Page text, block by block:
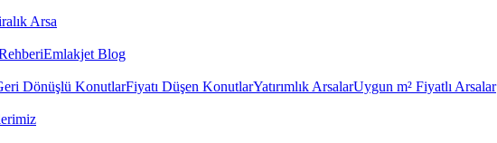
Arsa
Emlakjet Blog
Dönüşlü KonutlarFiyatı Düşen KonutlarYatırımlık ArsalarUygun m² Fiyatlı Arsalar